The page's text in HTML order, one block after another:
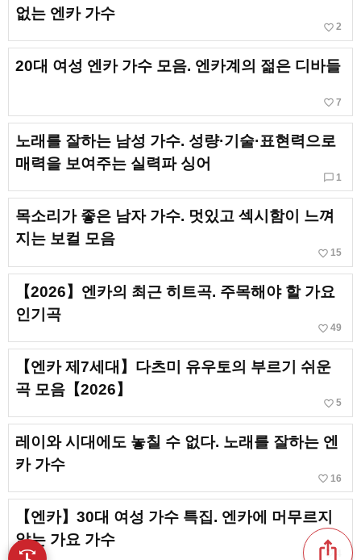
없는 엔카 가수
favorite_border 2
20대 여성 엔카 가수 모음. 엔카계의 젊은 디바들
favorite_border 7
노래를 잘하는 남성 가수. 성량·기술·표현력으로
매력을 보여주는 실력파 싱어
chat_bubble_outline 1
목소리가 좋은 남자 가수. 멋있고 섹시함이 느껴
지는 보컬 모음
favorite_border 15
【2026】엔카의 최근 히트곡. 주목해야 할 가요
인기곡
favorite_border 49
【엔카 제7세대】다츠미 유우토의 부르기 쉬운
곡 모음【2026】
favorite_border 5
레이와 시대에도 놓칠 수 없다. 노래를 잘하는 엔
카 가수
favorite_border 16
【엔카】30대 여성 가수 특집. 엔카에 머무르지
않는 가요 가수
favorite_border
ios_share